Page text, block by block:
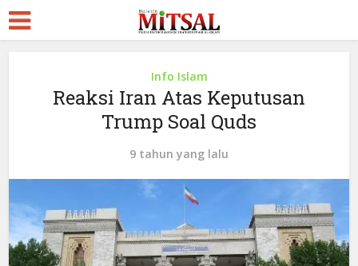
Info Islam
Reaksi Iran Atas Keputusan
Trump Soal Quds
9 tahun yang lalu